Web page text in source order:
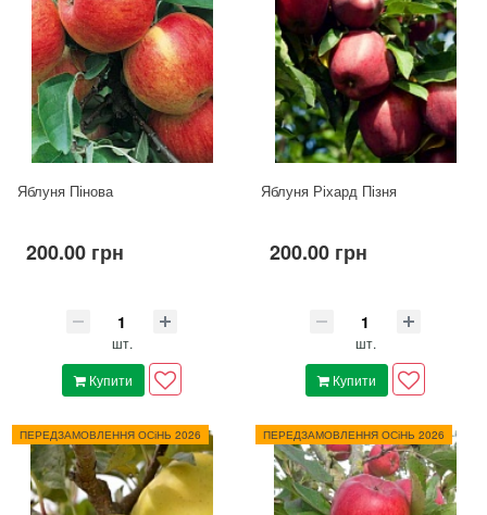
Яблуня Пінова
200.00 грн
шт.
Купити
Яблуня Ріхард Пізня
200.00 грн
шт.
Купити
ПЕРЕДЗАМОВЛЕННЯ ОСіНЬ 2026 ПЕРЕДЗАМОВЛЕННЯ ОСіНЬ 2026